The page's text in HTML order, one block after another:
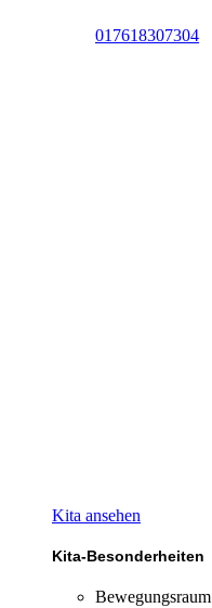
017618307304
Kita ansehen
Kita-Besonderheiten
Bewegungsraum